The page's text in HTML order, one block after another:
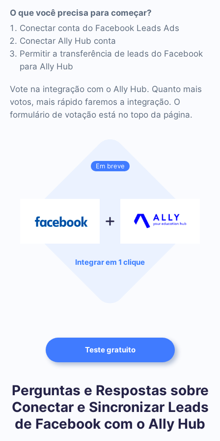
Em breve
Integrar em 1 clique
O que você precisa para começar?
Conectar conta do Facebook Leads Ads
Conectar Ally Hub conta
Permitir a transferência de leads do Facebook
para Ally Hub
Vote na integração com o Ally Hub. Quanto mais
votos, mais rápido faremos a integração. O
formulário de votação está no topo da página.
Teste gratuito
Perguntas e Respostas sobre
Conectar e Sincronizar Leads
de Facebook com o Ally Hub